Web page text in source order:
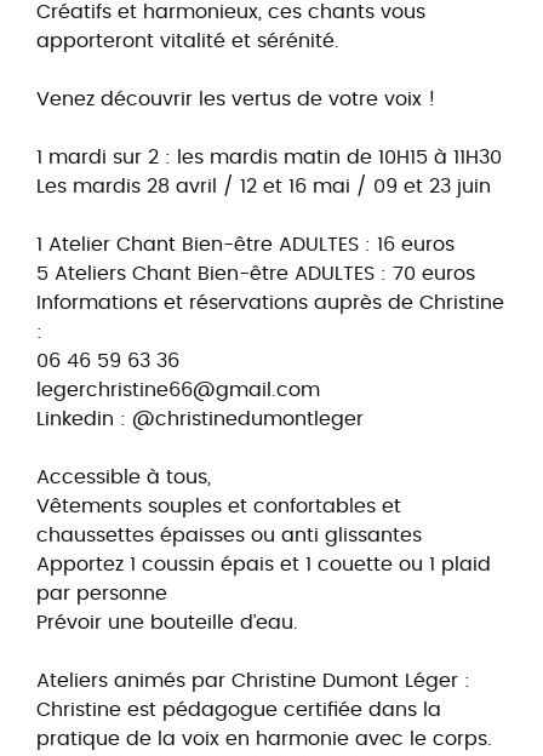
Créatifs et harmonieux, ces chants vous
apporteront vitalité et sérénité.
Venez découvrir les vertus de votre voix !
1 mardi sur 2 : les mardis matin de 10H15 à 11H30
Les mardis 28 avril / 12 et 16 mai / 09 et 23 juin
1 Atelier Chant Bien-être ADULTES : 16 euros
5 Ateliers Chant Bien-être ADULTES : 70 euros
Informations et réservations auprès de Christine
:
06 46 59 63 36
legerchristine66@gmail.com
Linkedin : @christinedumontleger
Accessible à tous,
Vêtements souples et confortables et
chaussettes épaisses ou anti glissantes
Apportez 1 coussin épais et 1 couette ou 1 plaid
par personne
Prévoir une bouteille d’eau.
Ateliers animés par Christine Dumont Léger :
Christine est pédagogue certifiée dans la
pratique de la voix en harmonie avec le corps.